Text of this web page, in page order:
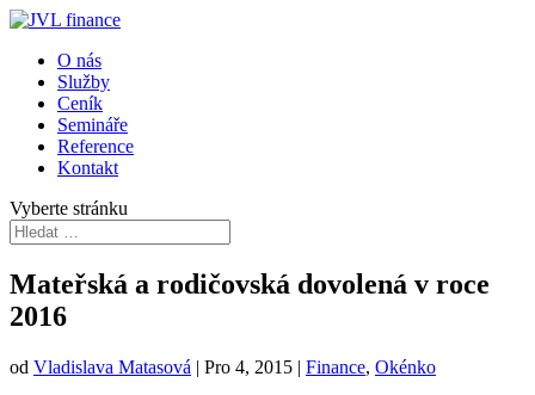
O nás
Služby
Ceník
Semináře
Reference
Kontakt
Vyberte stránku
Mateřská a rodičovská dovolená v roce
2016
od Vladislava Matasová | Pro 4, 2015 | Finance, Okénko